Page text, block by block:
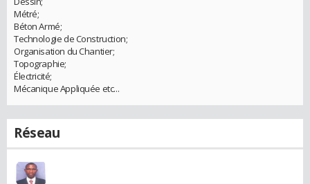
Métré;
Béton Armé;
Technologie de Construction;
Organisation du Chantier;
Topographie;
Électricité;
Mécanique Appliquée etc...
Réseau